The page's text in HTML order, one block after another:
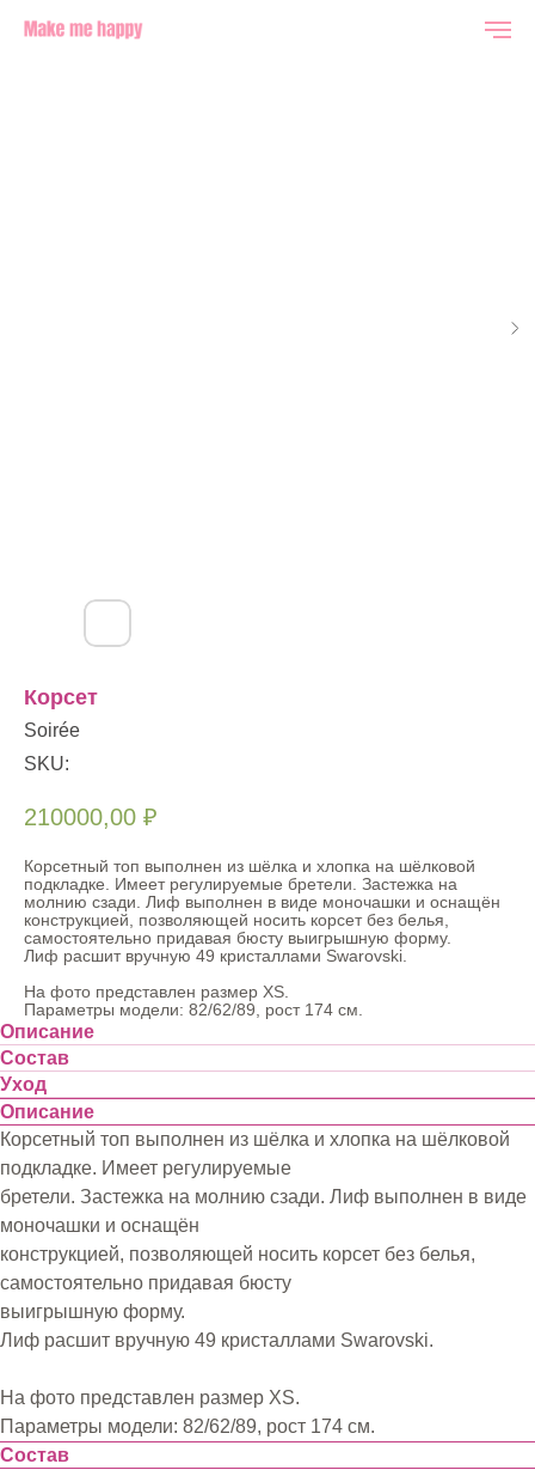
Корсет
Soirée
SKU:
210000,00 ₽
Корсетный топ выполнен из шёлка и хлопка на шёлковой
подкладке. Имеет регулируемые бретели. Застежка на
молнию сзади. Лиф выполнен в виде моночашки и оснащён
конструкцией, позволяющей носить корсет без белья,
самостоятельно придавая бюсту выигрышную форму.
Лиф расшит вручную 49 кристаллами Swarovski.
На фото представлен размер XS.
Параметры модели: 82/62/89, рост 174 см.
Описание
Состав
Уход
Описание
Корсетный топ выполнен из шёлка и хлопка на шёлковой
подкладке. Имеет регулируемые
бретели. Застежка на молнию сзади. Лиф выполнен в виде
моночашки и оснащён
конструкцией, позволяющей носить корсет без белья,
самостоятельно придавая бюсту
выигрышную форму.
Лиф расшит вручную 49 кристаллами Swarovski.
На фото представлен размер XS.
Параметры модели: 82/62/89, рост 174 см.
Состав